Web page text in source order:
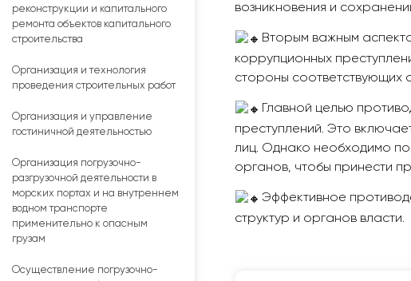
реконструкции и капитального
ремонта объектов капитального
строительства
Организация и технология
проведения строительных работ
Организация и управление
гостиничной деятельностью
Организация погрузочно-
разгрузочной деятельности в
морских портах и на внутреннем
водном транспорте
применительно к опасным
грузам
Осуществление погрузочно-
возникновения и
Вторым важным
коррупционных
стороны соответствующих
Главной целью
преступлений. Это
лиц. Однако необходимо
органов, чтобы принести
Эффективное
структур и органов власти.